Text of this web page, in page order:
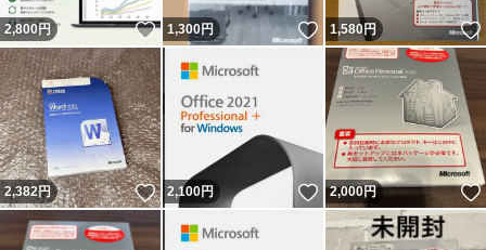
2,800円 いいね！
1,300円 いいね！
1,580円
2,382円 いいね！
2,100円 いいね！
2,000円